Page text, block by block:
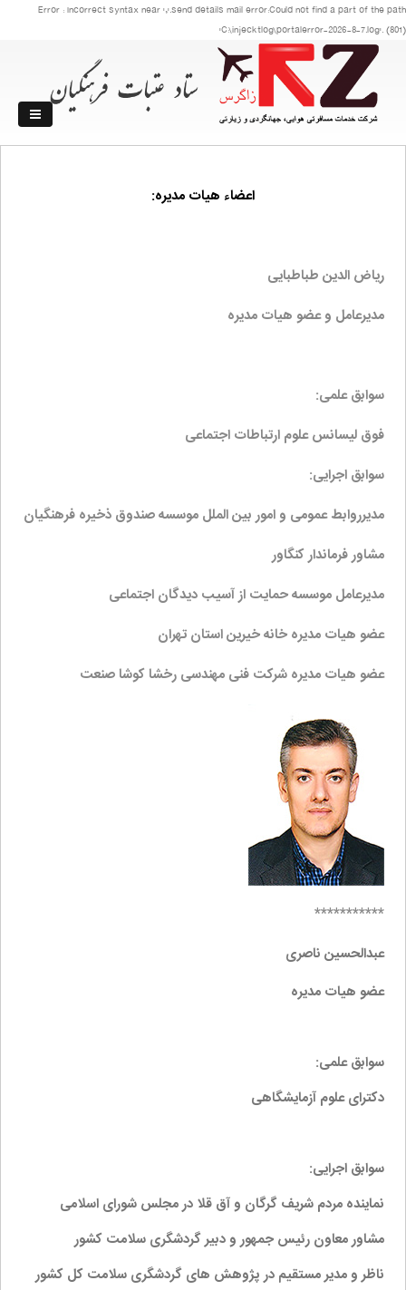
Error : Incorrect syntax near ','.send details mail error:Could not find a part of the path
'C:\injecktlog\portalerror-2026-8-7.log'. (801)
اعضاء هیات مدیره:
ریاض الدین طباطبایی
مدیرعامل و عضو هیات مدیره
سوابق علمی:
فوق لیسانس علوم ارتباطات اجتماعی
سوابق اجرایی:
مدیرروابط عمومی و امور بین الملل موسسه صندوق ذخیره فرهنگیان
مشاور فرماندار کنگاور
مدیرعامل موسسه حمایت از آسیب دیدگان اجتماعی
عضو هیات مدیره خانه خیرین استان تهران
عضو هیات مدیره شرکت فنی مهندسی رخشا کوشا صنعت
***********
عبدالحسین ناصری
عضو هیات مدیره
سوابق علمی:
دکترای علوم آزمایشگاهی
سوابق اجرایی:
نماینده مردم شریف گرگان و آق قلا در مجلس شورای اسلامی
مشاور معاون رئیس جمهور و دبیر گردشگری سلامت کشور
ناظر و مدیر مستقیم در پژوهش های گردشگری سلامت کل کشور